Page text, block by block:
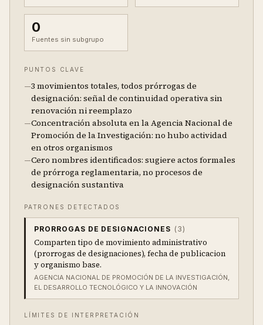
0
Fuentes sin subgrupo
PUNTOS CLAVE
—3 movimientos totales, todos prórrogas de
designación: señal de continuidad operativa sin
renovación ni reemplazo
—Concentración absoluta en la Agencia Nacional de
Promoción de la Investigación: no hubo actividad
en otros organismos
—Cero nombres identificados: sugiere actos formales
de prórroga reglamentaria, no procesos de
designación sustantiva
PATRONES DETECTADOS
PRORROGAS DE DESIGNACIONES ( 3)
Comparten tipo de movimiento administrativo
(prorrogas de designaciones), fecha de publicacion
y organismo base.
AGENCIA NACIONAL DE PROMOCIÓN DE LA INVESTIGACIÓN,
EL DESARROLLO TECNOLÓGICO Y LA INNOVACIÓN
LÍMITES DE INTERPRETACIÓN